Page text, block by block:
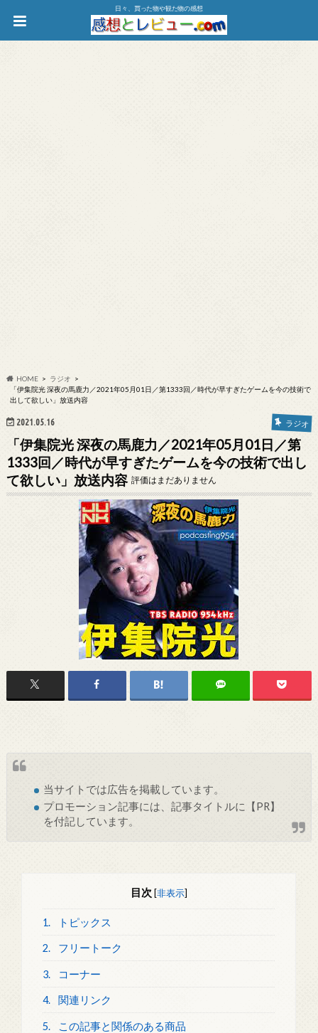
日々、買った物や観た物の感想
HOME
ラジオ
「伊集院光 深夜の馬鹿力／2021年05月01日／第1333回／時代が早すぎたゲームを今の技術で
出して欲しい」放送内容
2021.05.16 ラジオ
「伊集院光 深夜の馬鹿力／2021年05月01日／第
1333回／時代が早すぎたゲームを今の技術で出し
て欲しい」放送内容 評価はまだありません
当サイトでは広告を掲載しています。
プロモーション記事には、記事タイトルに【PR】
を付記しています。
目次 [非表示]
1. トピックス
2. フリートーク
3. コーナー
4. 関連リンク
5. この記事と関係のある商品